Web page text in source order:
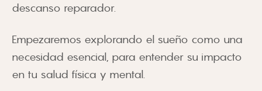
descanso reparador.
Empezaremos explorando el sueño como una
necesidad esencial, para entender su impacto
en tu salud física y mental.